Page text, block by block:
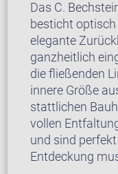
Das C.
besticht
elegante
ganzheitlich
die fließenden
innere Größe
stattlichen
vollen
und sind
Entdeckung